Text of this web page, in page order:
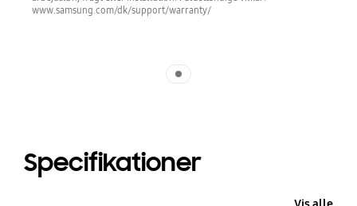
www.samsung.com/dk/support/warranty/
Specifikationer